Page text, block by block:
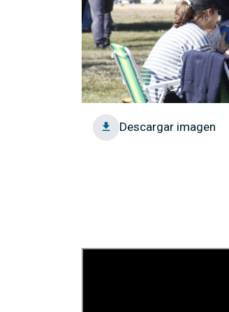
Descargar imagen